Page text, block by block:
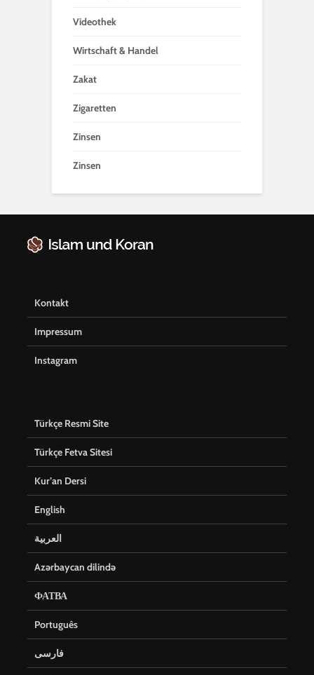
Videothek
Wirtschaft & Handel
Zakat
Zigaretten
Zinsen
Zinsen
Kontakt
Impressum
Instagram
Türkçe Resmi Site
Türkçe Fetva Sitesi
Kur’an Dersi
English
العربية
Azərbaycan dilində
ФАТВА
Português
فارسی